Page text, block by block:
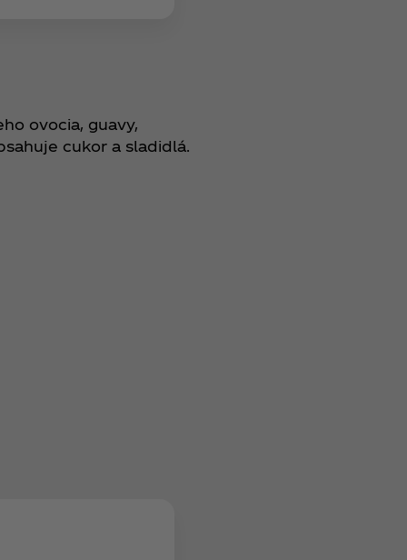
ovocia, guavy,
cukor a sladidlá.